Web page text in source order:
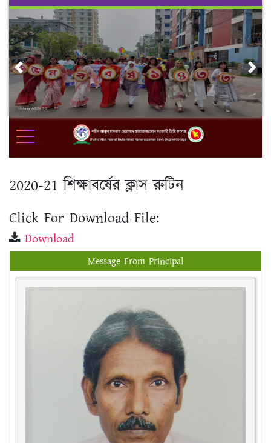
Skip
content
Previous
2020-21 শিক্ষাবর্ষের ক্লাস রুটিন
Click For Download File:
Download
Message From Principal